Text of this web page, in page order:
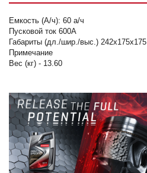
Емкость (А/ч): 60 а/ч
Пусковой ток 600А
Габариты (дл./шир./выс.) 242х175х175
Примечание
Вес (кг) - 13.60